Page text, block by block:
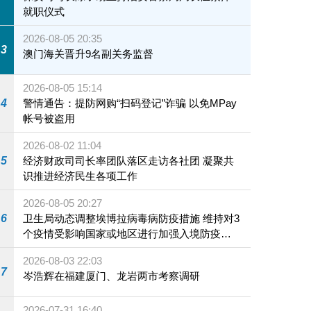
就职仪式
3
2026-08-05 20:35
澳门海关晋升9名副关务监督
4
2026-08-05 15:14
警情通告：提防网购“扫码登记”诈骗 以免MPay
帐号被盗用
5
2026-08-02 11:04
经济财政司司长率团队落区走访各社团 凝聚共
识推进经济民生各项工作
6
2026-08-05 20:27
卫生局动态调整埃博拉病毒病防疫措施 维持对3
个疫情受影响国家或地区进行加强入境防疫措
施
7
2026-08-03 22:03
岑浩辉在福建厦门、龙岩两市考察调研